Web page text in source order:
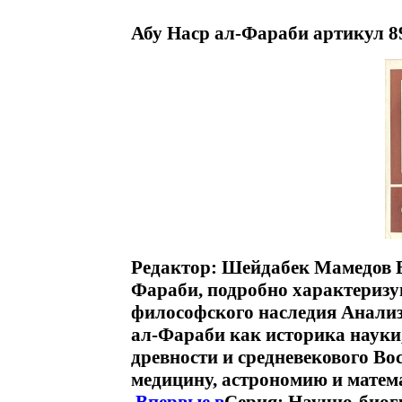
Абу Наср ал-Фараби артикул
Редактор: Шейдабек Мамедов
Фараби, подробно
философского наследия
ал-Фараби как историка
древности и средневекового
медицину, астрономию и